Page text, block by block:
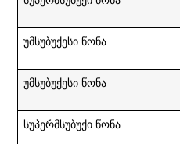
უმსუბუქესი წონა
უმსუბუქესი წონა
სუპერმსუბუქი წონა